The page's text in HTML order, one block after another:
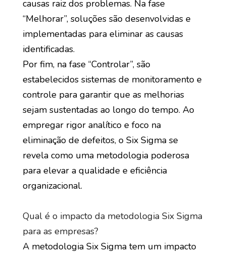
causas raiz dos problemas. Na fase
“Melhorar”, soluções são desenvolvidas e
implementadas para eliminar as causas
identificadas.
Por fim, na fase “Controlar”, são
estabelecidos sistemas de monitoramento e
controle para garantir que as melhorias
sejam sustentadas ao longo do tempo. Ao
empregar rigor analítico e foco na
eliminação de defeitos, o Six Sigma se
revela como uma metodologia poderosa
para elevar a qualidade e eficiência
organizacional.
Qual é o impacto da metodologia Six Sigma
para as empresas?
A metodologia Six Sigma tem um impacto